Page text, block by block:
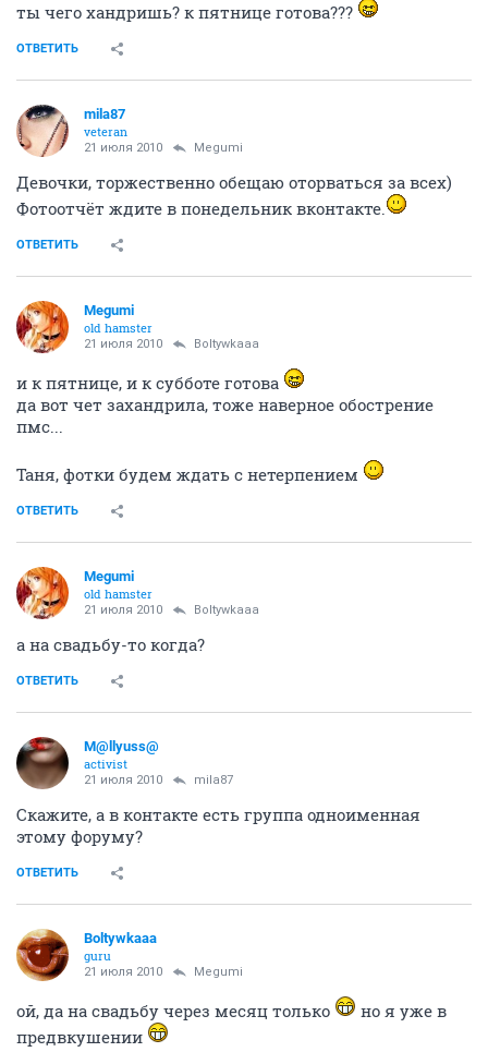
ты чего хандришь? к пятнице готова???
ОТВЕТИТЬ
mila87
veteran
21 июля 2010 Megumi
Девочки, торжественно обещаю оторваться за всех)
Фотоотчёт ждите в понедельник вконтакте.
ОТВЕТИТЬ
Megumi
old hamster
21 июля 2010 Boltywkaaa
и к пятнице, и к субботе готова
да вот чет захандрила, тоже наверное обострение
пмс...
Таня, фотки будем ждать с нетерпением
ОТВЕТИТЬ
Megumi
old hamster
21 июля 2010 Boltywkaaa
а на свадьбу-то когда?
ОТВЕТИТЬ
M@llyuss@
activist
21 июля 2010 mila87
Скажите, а в контакте есть группа одноименная
этому форуму?
ОТВЕТИТЬ
Boltywkaaa
guru
21 июля 2010 Megumi
ой, да на свадьбу через месяц только
но я уже в
предвкушении